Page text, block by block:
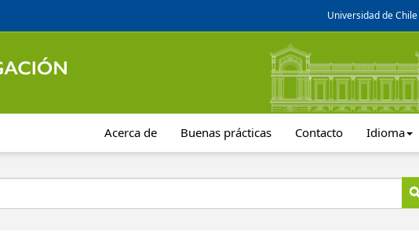
Universidad de Chile
Acerca de Buenas prácticas Contacto Idioma